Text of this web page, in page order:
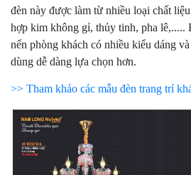
đèn này được làm từ nhiều loại chất
hợp kim không gỉ, thủy tinh, pha lê,.....
nến phòng khách có nhiều kiểu dáng
dùng dễ dàng lựa chọn hơn.
>> Tham khảo các mẫu đèn trang trí